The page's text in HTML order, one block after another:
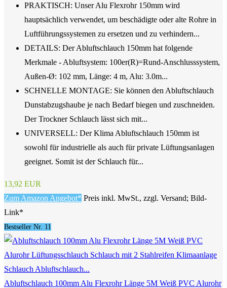
PRAKTISCH: Unser Alu Flexrohr 150mm wird
hauptsächlich verwendet, um beschädigte oder alte Rohre in
Luftführungssystemen zu ersetzen und zu verhindern...
DETAILS: Der Abluftschlauch 150mm hat folgende
Merkmale - Abluftsystem: 100er(R)=Rund-Anschlusssystem,
Außen-Ø: 102 mm, Länge: 4 m, Alu: 3.0m...
SCHNELLE MONTAGE: Sie können den Abluftschlauch
Dunstabzugshaube je nach Bedarf biegen und zuschneiden.
Der Trockner Schlauch lässt sich mit...
UNIVERSELL: Der Klima Abluftschlauch 150mm ist
sowohl für industrielle als auch für private Lüftungsanlagen
geeignet. Somit ist der Schlauch für...
13,92 EUR
Zum Amazon Angebot* Preis inkl. MwSt., zzgl. Versand; Bild-
Link*
Bestseller Nr. 11
Abluftschlauch 100mm Alu Flexrohr Länge 5M Weiß PVC Alurohr